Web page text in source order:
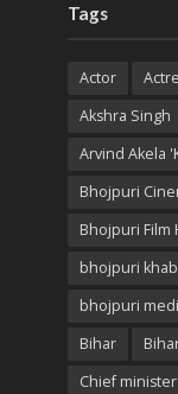
Tags
Actor
Akshra Singh
Arvind Akela
Bhojpuri
Bhojpuri Film
bhojpuri
bhojpuri
Bihar
Chief